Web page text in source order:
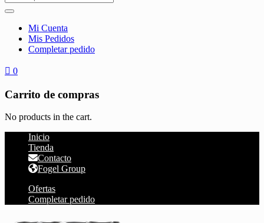
Mi Cuenta
Mis Pedidos
Completar pedido
0
Carrito de compras
No products in the cart.
Inicio
Tienda
Contacto
Fogel Group
Ofertas
Completar pedido